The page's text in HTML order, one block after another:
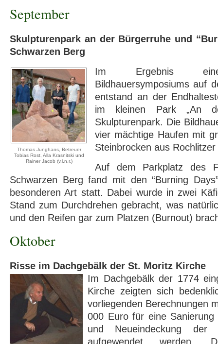
September
Skulpturenpark an der Bürgerruhe und
Schwarzen Berg
Thomas Junghans, Betreuer
Tobias Rost, Alla Krasnitski und
Rainer Jacob (v.l.n.r.)
Im Ergebnis
Bildhauersymposiums auf
entstand an der
im kleinen Park „An
Skulpturenpark. Die
vier mächtige Haufen mit
Steinbrocken aus
Auf dem Parkplatz des
Schwarzen Berg fand mit den “Burning
besonderen Art statt. Dabei wurde in zwei
Stand zum Durchdrehen gebracht, was
und den Reifen gar zum Platzen (Burnout)
Oktober
Risse im Dachgebälk der St. Moritz Kirche
Im Dachgebälk der 1774
Kirche zeigten sich
vorliegenden Berechnungen
000 Euro für eine Sanierung
und Neueindeckung der
aufgewendet werden.